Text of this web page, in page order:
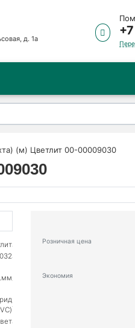
д. 1а
(м) Цветлит 00-00009030
Розничная цена
Экономия